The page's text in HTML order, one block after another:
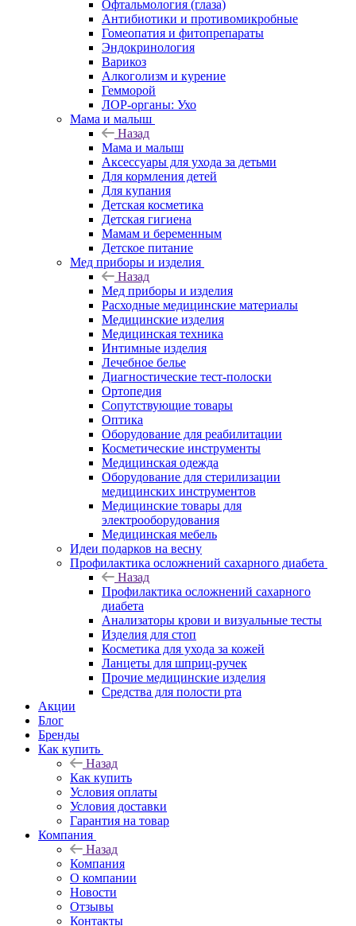
Офтальмология (глаза)
Антибиотики и противомикробные
Гомеопатия и фитопрепараты
Эндокринология
Варикоз
Алкоголизм и курение
Гемморой
ЛОР-органы: Ухо
Мама и малыш
Назад
Мама и малыш
Аксессуары для ухода за детьми
Для кормления детей
Для купания
Детская косметика
Детская гигиена
Мамам и беременным
Детское питание
Мед приборы и изделия
Назад
Мед приборы и изделия
Расходные медицинские материалы
Медицинские изделия
Медицинская техника
Интимные изделия
Лечебное белье
Диагностические тест-полоски
Ортопедия
Сопутствующие товары
Оптика
Оборудование для реабилитации
Косметические инструменты
Медицинская одежда
Оборудование для стерилизации
медицинских инструментов
Медицинские товары для
электрооборудования
Медицинская мебель
Идеи подарков на весну
Профилактика осложнений сахарного диабета
Назад
Профилактика осложнений сахарного
диабета
Анализаторы крови и визуальные тесты
Изделия для стоп
Косметика для ухода за кожей
Ланцеты для шприц-ручек
Прочие медицинские изделия
Средства для полости рта
Акции
Блог
Бренды
Как купить
Назад
Как купить
Условия оплаты
Условия доставки
Гарантия на товар
Компания
Назад
Компания
О компании
Новости
Отзывы
Контакты